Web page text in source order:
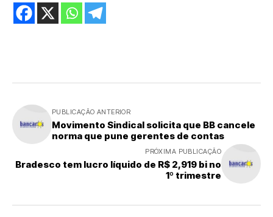
PUBLICAÇÃO ANTERIOR
Movimento Sindical solicita que BB cancele
norma que pune gerentes de contas
PRÓXIMA PUBLICAÇÃO
Bradesco tem lucro líquido de R$ 2,919 bi no
1º trimestre